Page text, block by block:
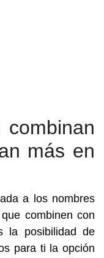
más en
a los nombres
combinen con
la posibilidad de
para ti la opción